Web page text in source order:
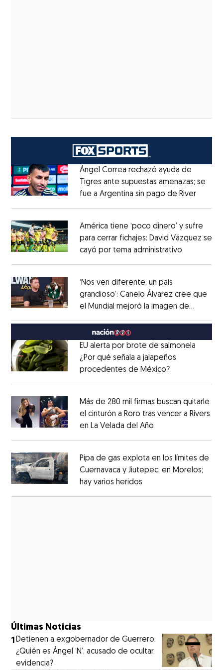
Ángel Correa rechazó ayuda de
Tigres ante supuestas amenazas; se
fue a Argentina sin pago de RiverOpens
América tiene ‘poco dinero’ y sufre
para cerrar fichajes: David Vázquez se
cayó por tema administrativo
‘Nos ven diferente, un país
grandioso’: Canelo Álvarez cree que
el Mundial mejoró la imagen de
EU alerta por brote de salmonela
¿Por qué señala a jalapeños
procedentes de México?Opens in new
Más de 280 mil firmas buscan quitarle
el cinturón a Roro tras vencer a Rivers
en La Velada del Año
Pipa de gas explota en los límites de
Cuernavaca y Jiutepec, en Morelos;
hay varios heridos
Últimas Noticias
1Detienen a exgobernador de Guerrero:
¿Quién es Ángel ‘N’, acusado de ocultar
evidencia?